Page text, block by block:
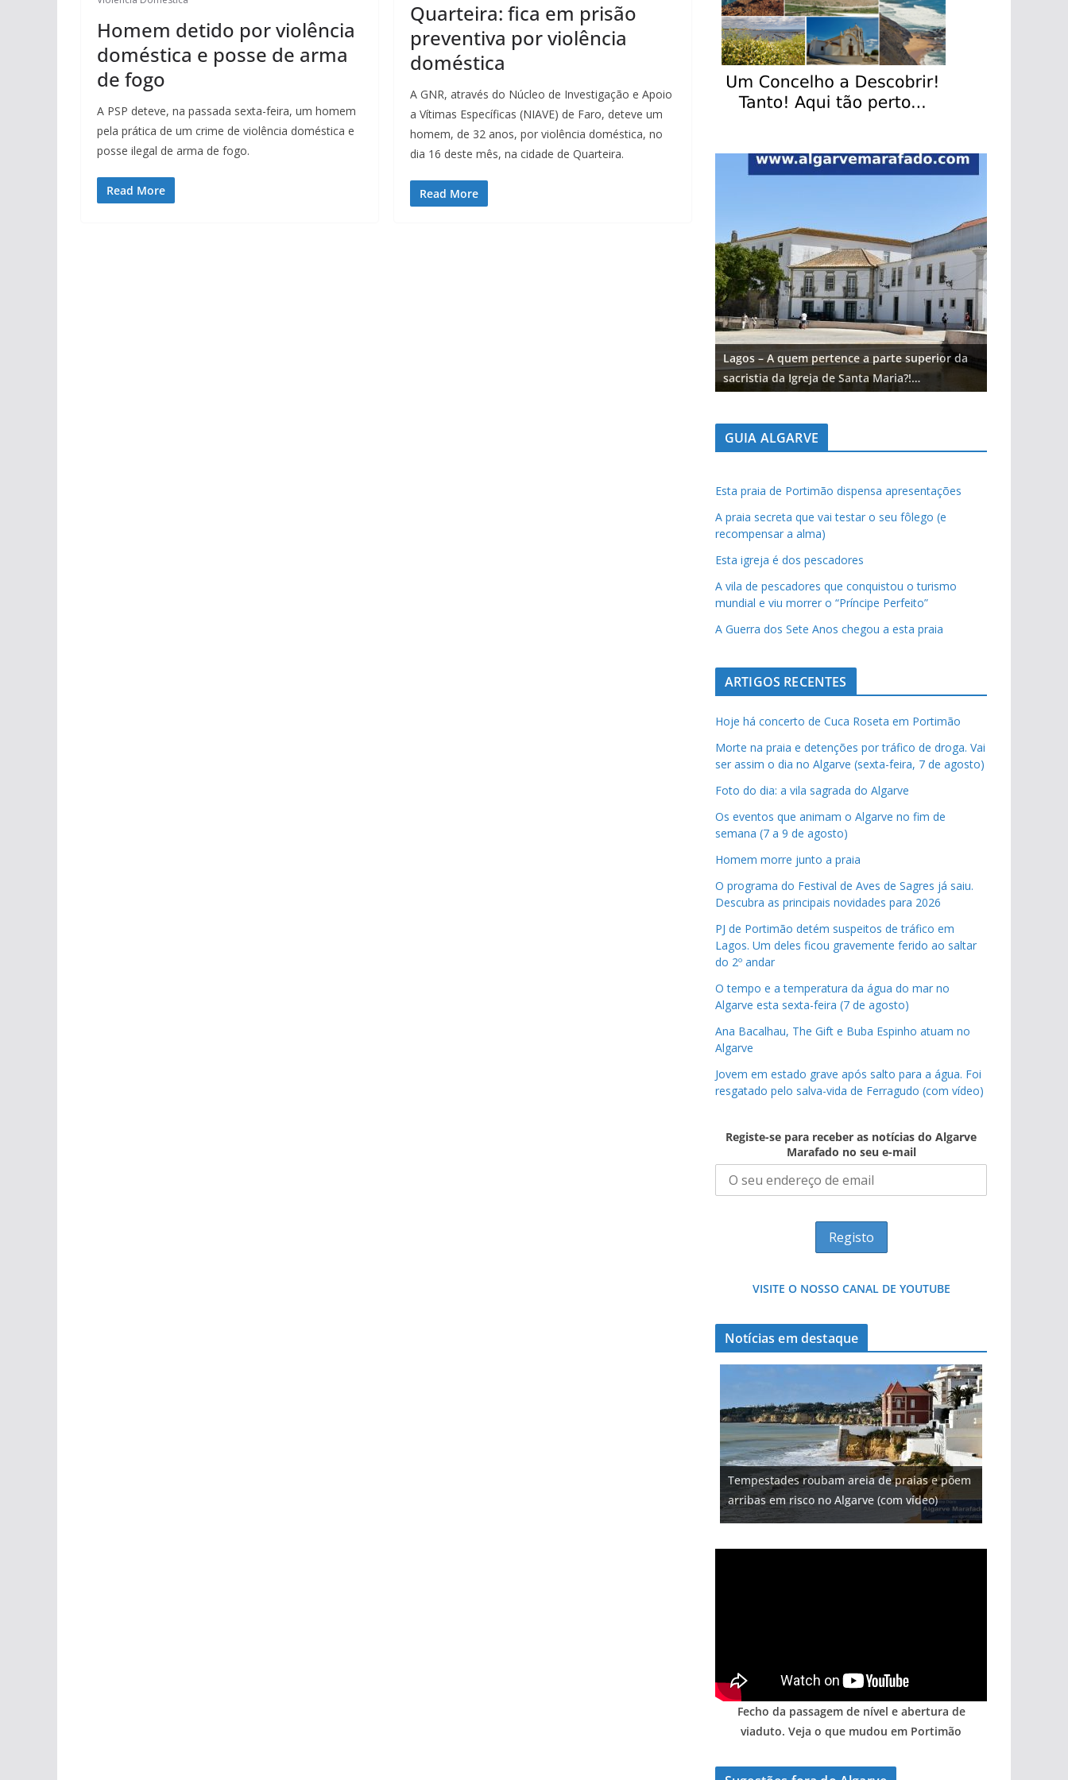
Homem detido por violência
doméstica e posse de arma
de fogo
A PSP deteve, na passada sexta-feira, um homem
pela prática de um crime de violência doméstica e
posse ilegal de arma de fogo.
Read More
Quarteira: fica em prisão
preventiva por violência
doméstica
A GNR, através do Núcleo de Investigação e Apoio
a Vítimas Específicas (NIAVE) de Faro, deteve um
homem, de 32 anos, por violência doméstica, no
dia 16 deste mês, na cidade de Quarteira.
Read More
Lagos – A quem pertence a parte superior da
sacristia da Igreja de Santa Maria?!…
GUIA ALGARVE
Esta praia de Portimão dispensa apresentações
A praia secreta que vai testar o seu fôlego (e
recompensar a alma)
Esta igreja é dos pescadores
A vila de pescadores que conquistou o turismo
mundial e viu morrer o “Príncipe Perfeito”
A Guerra dos Sete Anos chegou a esta praia
ARTIGOS RECENTES
Hoje há concerto de Cuca Roseta em Portimão
Morte na praia e detenções por tráfico de droga. Vai
ser assim o dia no Algarve (sexta-feira, 7 de agosto)
Foto do dia: a vila sagrada do Algarve
Os eventos que animam o Algarve no fim de
semana (7 a 9 de agosto)
Homem morre junto a praia
O programa do Festival de Aves de Sagres já saiu.
Descubra as principais novidades para 2026
PJ de Portimão detém suspeitos de tráfico em
Lagos. Um deles ficou gravemente ferido ao saltar
do 2º andar
O tempo e a temperatura da água do mar no
Algarve esta sexta-feira (7 de agosto)
Ana Bacalhau, The Gift e Buba Espinho atuam no
Algarve
Jovem em estado grave após salto para a água. Foi
resgatado pelo salva-vida de Ferragudo (com vídeo)
Registe-se para receber as notícias do Algarve
Marafado no seu e-mail
VISITE O NOSSO CANAL DE YOUTUBE
Notícias em destaque
Tempestades roubam areia de praias e põem
arribas em risco no Algarve (com vídeo)
Projeto milionário: investimento de 108
milhões de euros na construção de dois
hotéis (com vídeo)
Milagre da água. Fontes emblemáticas do
Algarve voltam a ter vida (com vídeo)
Foto do dia: uma cidade algarvia que cresceu
entre redes e fábricas
Tapas do mar a 3 euros cada. Nova rota
gastronómica nasce no Algarve
Fecho da passagem de nível e abertura de
viaduto. Veja o que mudou em Portimão